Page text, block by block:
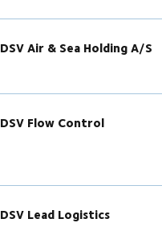
DSV Air & Sea Holding A/S
DSV Flow Control
DSV Lead Logistics